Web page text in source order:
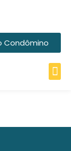
Condômino